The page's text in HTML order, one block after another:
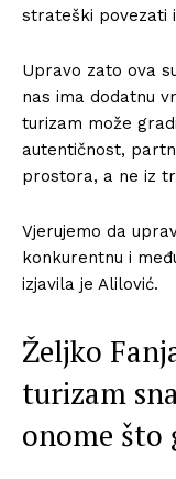
strateški povezati
Upravo zato ova
nas ima dodatnu
turizam može
autentičnost,
prostora, a ne iz
Vjerujemo da
konkurentnu i
izjavila je Alilović.
Željko
turizam
onome što